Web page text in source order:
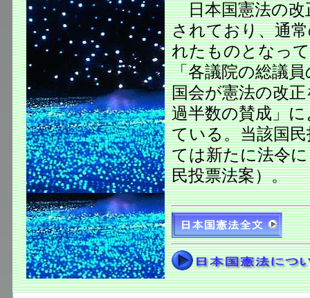
日本国憲法の改
されており、通
れたものとなっ
「各議院の総議
国会が憲法の改
過半数の賛成」
ている。当該国
ては新たに法令
民投票法案）。